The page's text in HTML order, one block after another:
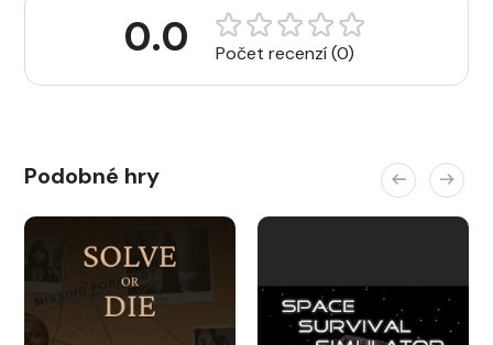
0.0 Počet recenzí (0)
Podobné hry